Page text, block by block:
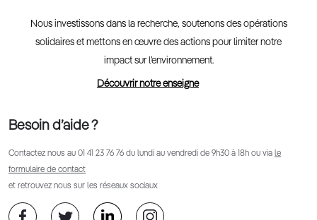
Nous investissons dans la recherche, soutenons des opérations
solidaires et mettons en œuvre des actions pour limiter notre
impact sur l’environnement.
Découvrir notre enseigne
Besoin d’aide ?
Contactez nous au 01 41 23 76 76 du lundi au vendredi de 9h30 à 18h ou via le
formulaire de contact
et retrouvez nous sur les réseaux sociaux